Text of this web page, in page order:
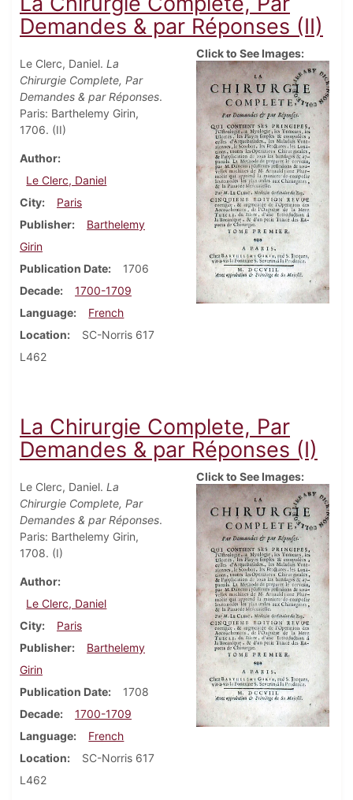
Demandes & par Réponses (II)
Le Clerc, Daniel. La
Chirurgie Complete, Par
Demandes & par Réponses.
Paris: Barthelemy Girin,
1706. (II)
Author
Le Clerc, Daniel
City
Paris
Publisher
Barthelemy
Girin
Publication Date
1706
Decade
1700-1709
Language
French
Location
SC-Norris 617
L462
Click to See Images:
La Chirurgie Complete, Par
Demandes & par Réponses (I)
Le Clerc, Daniel. La
Chirurgie Complete, Par
Demandes & par Réponses.
Paris: Barthelemy Girin,
1708. (I)
Author
Le Clerc, Daniel
City
Paris
Publisher
Barthelemy
Girin
Publication Date
1708
Decade
1700-1709
Language
French
Location
SC-Norris 617
L462
Click to See Images: